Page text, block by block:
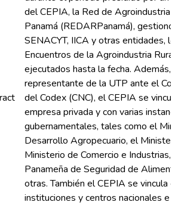
del CEPIA, la Red de Agroindustria
Panamá (REDARPanamá), gestionó
SENACYT, IICA y otras entidades,
Encuentros de la Agroindustria Rural
ejecutados hasta la fecha. Además,
representante de la UTP ante el
del Codex (CNC), el CEPIA se
empresa privada y con varias
gubernamentales, tales como el
Desarrollo Agropecuario, el
Ministerio de Comercio e Industrias,
Panameña de Seguridad de
otras. También el CEPIA se vincula
instituciones y centros nacionales e